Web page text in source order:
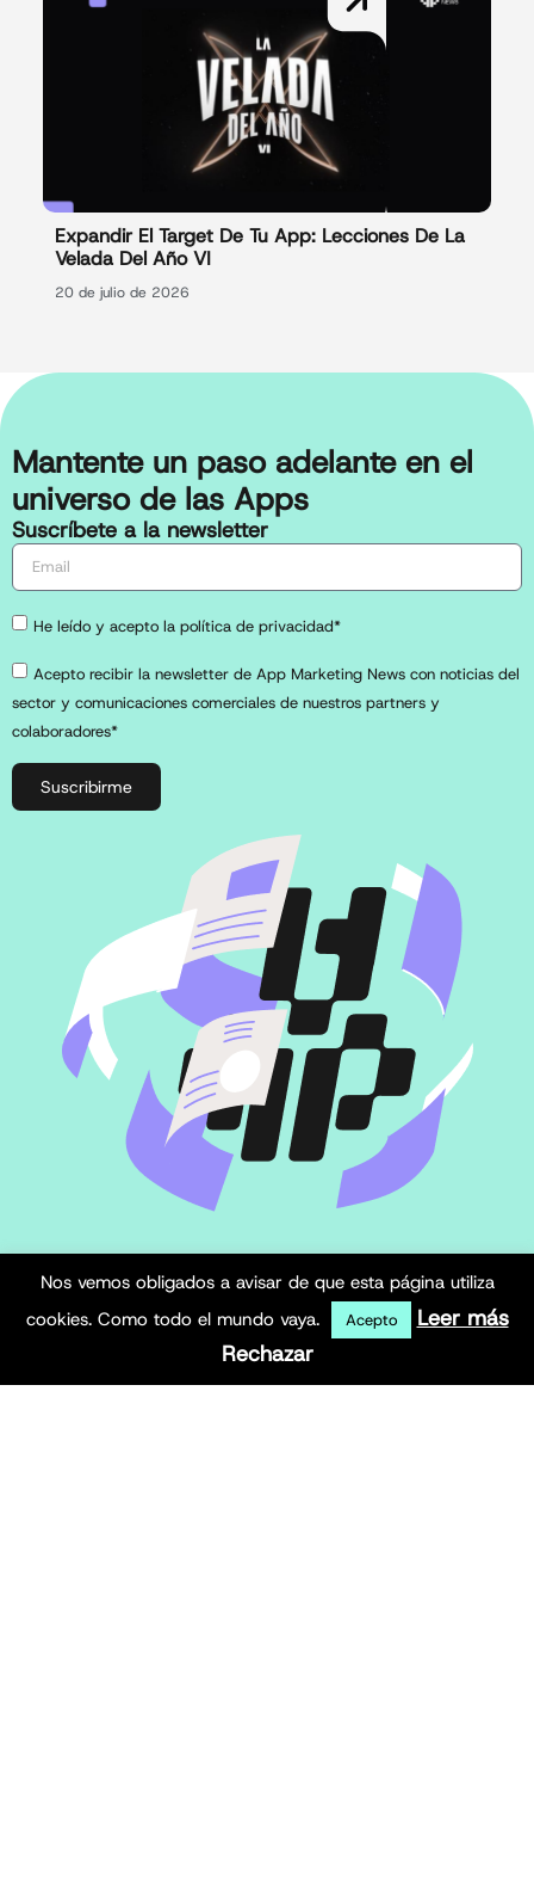
Expandir El Target De Tu App: Lecciones De La
Velada Del Año VI
20 de julio de 2026
Mantente un paso adelante en el
universo de las Apps
Suscríbete a la newsletter
He leído y acepto la política de privacidad*
Acepto recibir la newsletter de App Marketing News con noticias del
sector y comunicaciones comerciales de nuestros partners y
colaboradores*
Suscribirme
Nos vemos obligados a avisar de que esta página utiliza
cookies. Como todo el mundo vaya.
Acepto
Leer más
Rechazar